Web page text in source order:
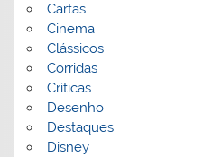
Cartas
Cinema
Clássicos
Corridas
Críticas
Desenho
Destaques
Disney